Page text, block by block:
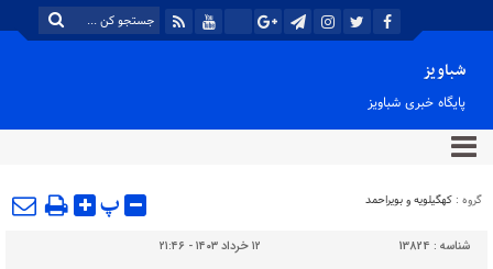
شباویز
پایگاه خبری شباویز
گروه : کهگیلویه و بویراحمد پ
شناسه : 13824
۱۲ خرداد ۱۴۰۳ - ۲۱:۴۶